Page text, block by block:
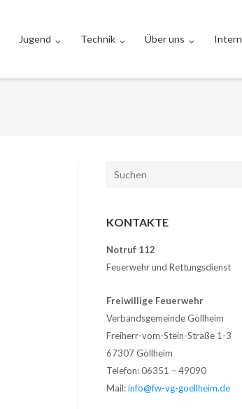
Jugend Technik Über uns Intern
Suchen
KONTAKTE
Notruf 112
Feuerwehr und Rettungsdienst
Freiwillige Feuerwehr
Verbandsgemeinde Göllheim
Freiherr-vom-Stein-Straße 1-3
67307 Göllheim
Telefon: 06351 – 49090
Mail:info@fw-vg-goellheim.de